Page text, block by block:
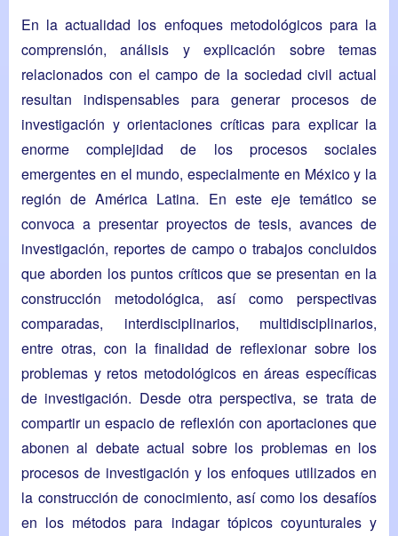
En la actualidad los enfoques metodológicos para la
comprensión, análisis y explicación sobre temas
relacionados con el campo de la sociedad civil actual
resultan indispensables para generar procesos de
investigación y orientaciones críticas para explicar la
enorme complejidad de los procesos sociales
emergentes en el mundo, especialmente en México y la
región de América Latina. En este eje temático se
convoca a presentar proyectos de tesis, avances de
investigación, reportes de campo o trabajos concluidos
que aborden los puntos críticos que se presentan en la
construcción metodológica, así como perspectivas
comparadas, interdisciplinarios, multidisciplinarios,
entre otras, con la finalidad de reflexionar sobre los
problemas y retos metodológicos en áreas específicas
de investigación. Desde otra perspectiva, se trata de
compartir un espacio de reflexión con aportaciones que
abonen al debate actual sobre los problemas en los
procesos de investigación y los enfoques utilizados en
la construcción de conocimiento, así como los desafíos
en los métodos para indagar tópicos coyunturales y